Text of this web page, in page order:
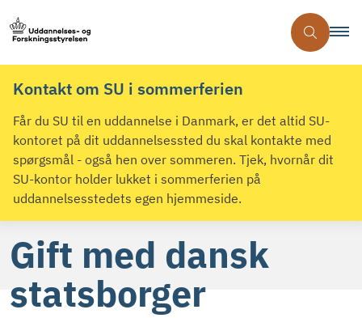
Kontakt om SU i sommerferien
Får du SU til en uddannelse i Danmark, er det altid SU-
kontoret på dit uddannelsessted du skal kontakte med
spørgsmål - også hen over sommeren. Tjek, hvornår dit
SU-kontor holder lukket i sommerferien på
uddannelsesstedets egen hjemmeside.
Gift med dansk
statsborger